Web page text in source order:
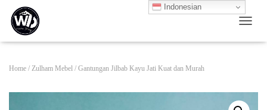
Home / Zulham Mebel / Gantungan Jilbab Kayu Jati Kuat dan Murah
Indonesian